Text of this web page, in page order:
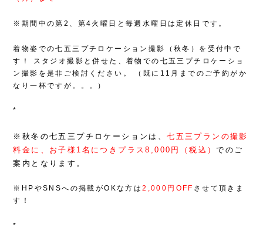
※期間中の第2、第4火曜日と毎週水曜日は定休日です。
着物姿での七五三プチロケーション撮影（秋冬）を受付中で
す！
スタジオ撮影と併せた、着物での七五三プチロケーショ
ン撮影を是非ご検討ください。
（既に11月までのご予約がか
なり一杯ですが。。。）
*
※秋冬の七五三プチロケーションは、七五三プランの撮影
料金に、お子様1名につきプラス8,000円（税込）でのご
案内となります。
※HPやSNSへの掲載がOKな方は2,000円OFF させて頂きま
す！
*